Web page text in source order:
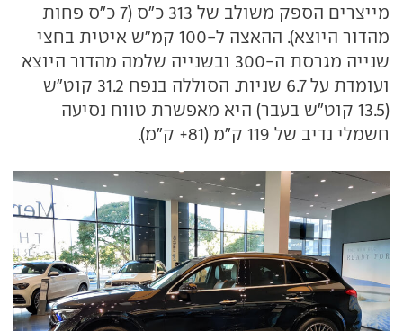
מייצרים הספק משולב של 313 כ"ס (7 כ"ס פחות
מהדור היוצא). ההאצה ל-100 קמ"ש איטית בחצי
שנייה מגרסת ה-300 ובשנייה שלמה מהדור היוצא
ועומדת על 6.7 שניות. הסוללה בנפח 31.2 קוט"ש
(13.5 קוט"ש בעבר) היא מאפשרת טווח נסיעה
חשמלי נדיב של 119 ק"מ (81+ ק"מ).